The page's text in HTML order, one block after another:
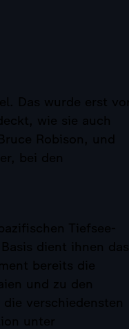
Das wurde erst vor
wie sie auch
Robison, und
bei den
Tiefsee-
dient ihnen das
bereits die
und zu den
verschiedensten
unter